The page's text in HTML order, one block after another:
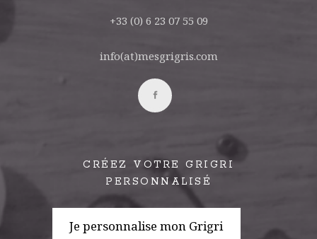
+33 (0) 6 23 07 55 09
info(at)mesgrigris.com
CRÉEZ VOTRE GRIGRI
PERSONNALISÉ
Je personnalise mon Grigri